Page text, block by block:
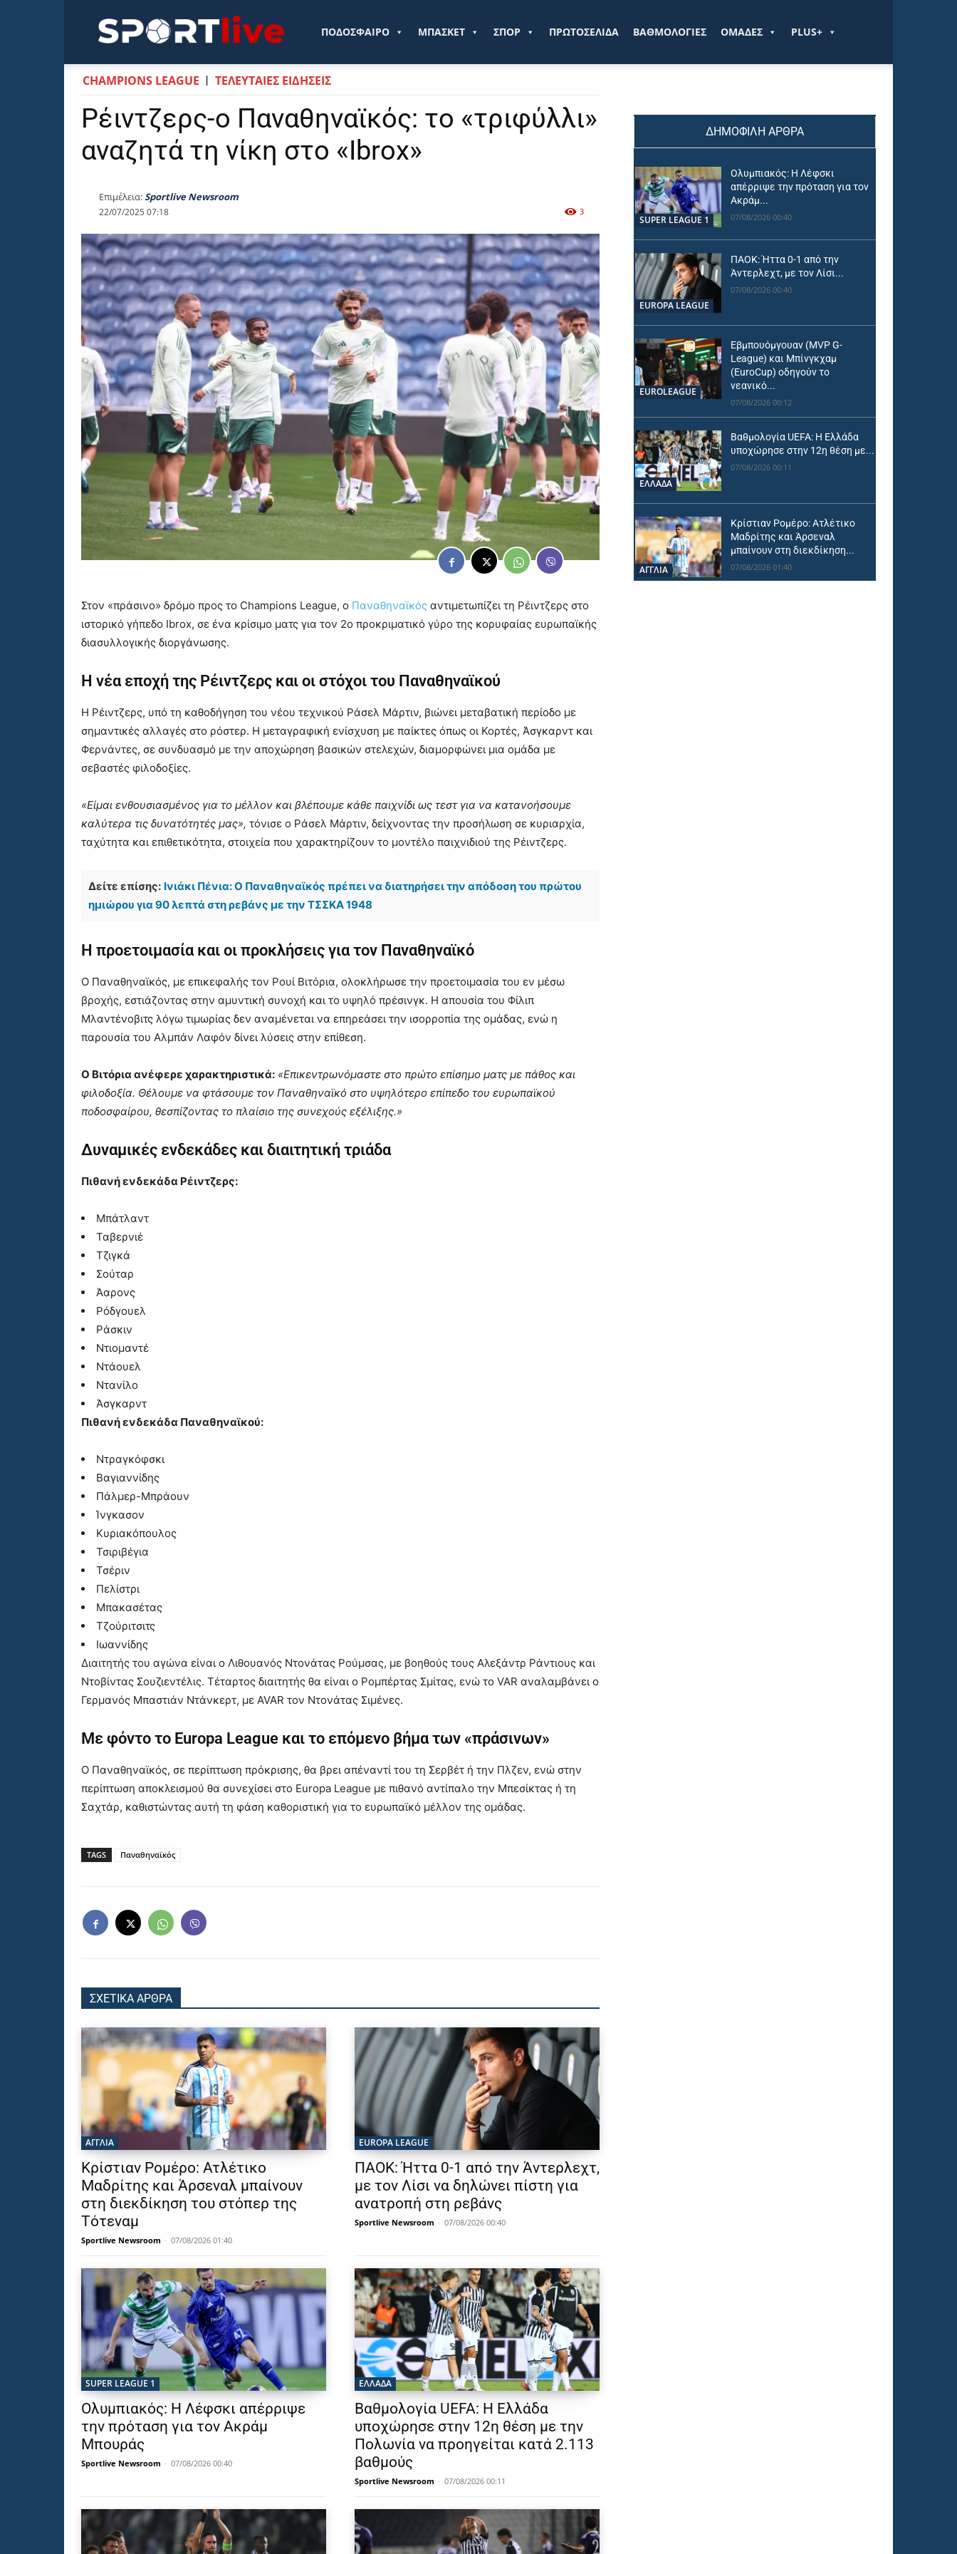
Sportlive.grΠΟΔΟΣΦΑΙΡΟ ΜΠΑΣΚΕΤ ΣΠΟΡ ΠΡΩΤΟΣΕΛΙΔΑ ΒΑΘΜΟΛΟΓΙΕΣ ΟΜΑΔΕΣ PLUS+
CHAMPIONS LEAGUE ΤΕΛΕΥΤΑΙΕΣ ΕΙΔΗΣΕΙΣ
Ρέιντζερς-ο Παναθηναϊκός: το «τριφύλλι»
αναζητά τη νίκη στο «Ibrox»
Επιμέλεια:Sportlive Newsroom
22/07/2025 07:18 3
Στον «πράσινο» δρόμο προς το Champions League, ο Παναθηναϊκός αντιμετωπίζει τη Ρέιντζερς στο
ιστορικό γήπεδο Ibrox, σε ένα κρίσιμο ματς για τον 2ο προκριματικό γύρο της κορυφαίας ευρωπαϊκής
διασυλλογικής διοργάνωσης.
Η νέα εποχή της Ρέιντζερς και οι στόχοι του Παναθηναϊκού
Η Ρέιντζερς, υπό τη καθοδήγηση του νέου τεχνικού Ράσελ Μάρτιν, βιώνει μεταβατική περίοδο με
σημαντικές αλλαγές στο ρόστερ. Η μεταγραφική ενίσχυση με παίκτες όπως οι Κορτές, Άσγκαρντ και
Φερνάντες, σε συνδυασμό με την αποχώρηση βασικών στελεχών, διαμορφώνει μια ομάδα με
σεβαστές φιλοδοξίες.
«Είμαι ενθουσιασμένος για το μέλλον και βλέπουμε κάθε παιχνίδι ως τεστ για να κατανοήσουμε
καλύτερα τις δυνατότητές μας», τόνισε ο Ράσελ Μάρτιν, δείχνοντας την προσήλωση σε κυριαρχία,
ταχύτητα και επιθετικότητα, στοιχεία που χαρακτηρίζουν το μοντέλο παιχνιδιού της Ρέιντζερς.
Δείτε επίσης: Ινιάκι Πένια: Ο Παναθηναϊκός πρέπει να διατηρήσει την απόδοση του πρώτου
ημιώρου για 90 λεπτά στη ρεβάνς με την ΤΣΣΚΑ 1948
Η προετοιμασία και οι προκλήσεις για τον Παναθηναϊκό
Ο Παναθηναϊκός, με επικεφαλής τον Ρουί Βιτόρια, ολοκλήρωσε την προετοιμασία του εν μέσω
βροχής, εστιάζοντας στην αμυντική συνοχή και το υψηλό πρέσινγκ. Η απουσία του Φίλιπ
Μλαντένοβιτς λόγω τιμωρίας δεν αναμένεται να επηρεάσει την ισορροπία της ομάδας, ενώ η
παρουσία του Αλμπάν Λαφόν δίνει λύσεις στην επίθεση.
Ο Βιτόρια ανέφερε χαρακτηριστικά: «Επικεντρωνόμαστε στο πρώτο επίσημο ματς με πάθος και
φιλοδοξία. Θέλουμε να φτάσουμε τον Παναθηναϊκό στο υψηλότερο επίπεδο του ευρωπαϊκού
ποδοσφαίρου, θεσπίζοντας το πλαίσιο της συνεχούς εξέλιξης.»
Δυναμικές ενδεκάδες και διαιτητική τριάδα
Πιθανή ενδεκάδα Ρέιντζερς:
Μπάτλαντ
Ταβερνιέ
Τζιγκά
Σούταρ
Άαρονς
Ρόδγουελ
Ράσκιν
Ντιομαντέ
Ντάουελ
Ντανίλο
Άσγκαρντ
Πιθανή ενδεκάδα Παναθηναϊκού:
Ντραγκόφσκι
Βαγιαννίδης
Πάλμερ-Μπράουν
Ίνγκασον
Κυριακόπουλος
Τσιριβέγια
Τσέριν
Πελίστρι
Μπακασέτας
Τζούριτσιτς
Ιωαννίδης
Διαιτητής του αγώνα είναι ο Λιθουανός Ντονάτας Ρούμσας, με βοηθούς τους Αλεξάντρ Ράντιους και
Ντοβίντας Σουζιεντέλις. Τέταρτος διαιτητής θα είναι ο Ρομπέρτας Σμίτας, ενώ το VAR αναλαμβάνει ο
Γερμανός Μπαστιάν Ντάνκερτ, με AVAR τον Ντονάτας Σιμένες.
Με φόντο το Europa League και το επόμενο βήμα των «πράσινων»
Ο Παναθηναϊκός, σε περίπτωση πρόκρισης, θα βρει απέναντί του τη Σερβέτ ή την Πλζεν, ενώ στην
περίπτωση αποκλεισμού θα συνεχίσει στο Europa League με πιθανό αντίπαλο την Μπεσίκτας ή τη
Σαχτάρ, καθιστώντας αυτή τη φάση καθοριστική για το ευρωπαϊκό μέλλον της ομάδας.
TAGS Παναθηναϊκός
ΣΧΕΤΙΚΑ ΑΡΘΡΑ
ΑΓΓΛΙΑ
Κρίστιαν Ρομέρο: Ατλέτικο
Μαδρίτης και Άρσεναλ μπαίνουν
στη διεκδίκηση του στόπερ της
Τότεναμ
Sportlive Newsroom - 07/08/2026 01:40
EUROPA LEAGUE
ΠΑΟΚ: Ήττα 0-1 από την Άντερλεχτ,
με τον Λίσι να δηλώνει πίστη για
ανατροπή στη ρεβάνς
Sportlive Newsroom - 07/08/2026 00:40
SUPER LEAGUE 1
Ολυμπιακός: Η Λέφσκι απέρριψε
την πρόταση για τον Ακράμ
Μπουράς
Sportlive Newsroom - 07/08/2026 00:40
ΕΛΛΑΔΑ
Βαθμολογία UEFA: Η Ελλάδα
υποχώρησε στην 12η θέση με την
Πολωνία να προηγείται κατά 2.113
βαθμούς
Sportlive Newsroom - 07/08/2026 00:11
ΔΗΜΟΦΙΛΗ ΑΡΘΡΑ
SUPER LEAGUE 1
Ολυμπιακός: Η Λέφσκι
απέρριψε την πρόταση για τον
Ακράμ...
07/08/2026 00:40
EUROPA LEAGUE
ΠΑΟΚ: Ήττα 0-1 από την
Άντερλεχτ, με τον Λίσι...
07/08/2026 00:40
EUROLEAGUE
Εβμπουόμγουαν (MVP G-
League) και Μπίνγκχαμ
(EuroCup) οδηγούν το
νεανικό...
07/08/2026 00:12
ΕΛΛΑΔΑ
Βαθμολογία UEFA: Η Ελλάδα
υποχώρησε στην 12η θέση με...
07/08/2026 00:11
ΑΓΓΛΙΑ
Κρίστιαν Ρομέρο: Ατλέτικο
Μαδρίτης και Άρσεναλ
μπαίνουν στη διεκδίκηση...
07/08/2026 01:40